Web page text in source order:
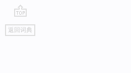
go
top
返回词典